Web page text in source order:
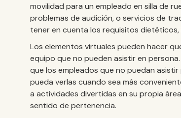
movilidad para un empleado en silla de
problemas de audición, o servicios de
tener en cuenta los requisitos
Los elementos virtuales pueden hacer
equipo que no pueden asistir en
que los empleados que no puedan
pueda verlas cuando sea más
a actividades divertidas en su propia
sentido de pertenencia.